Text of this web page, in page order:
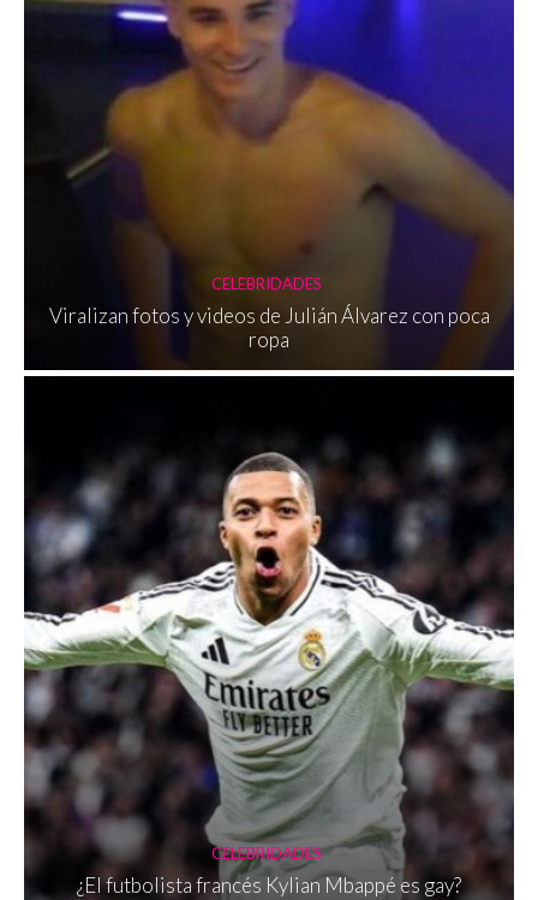
CELEBRIDADES
Viralizan fotos y videos de Julián Álvarez con poca
ropa
CELEBRIDADES
¿El futbolista francés Kylian Mbappé es gay?